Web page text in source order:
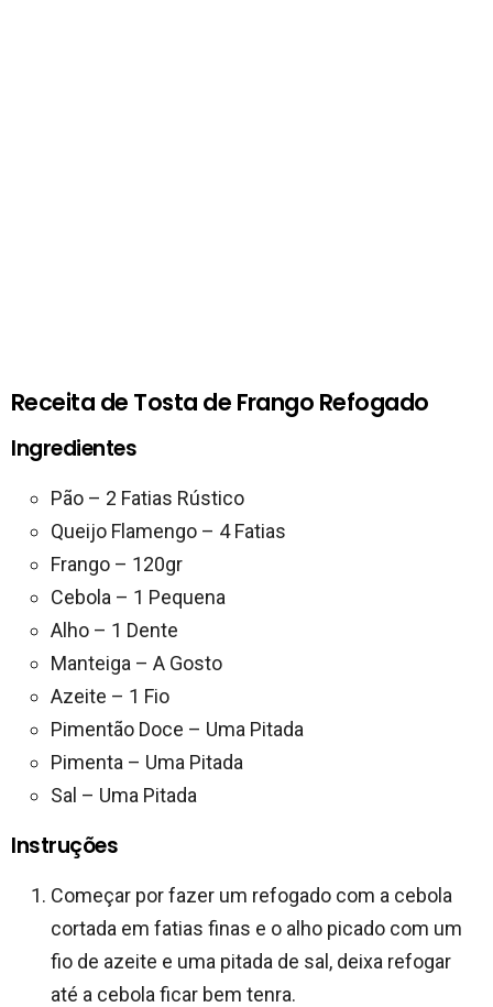
Receita de Tosta de Frango Refogado
Ingredientes
Pão – 2 Fatias Rústico
Queijo Flamengo – 4 Fatias
Frango – 120gr
Cebola – 1 Pequena
Alho – 1 Dente
Manteiga – A Gosto
Azeite – 1 Fio
Pimentão Doce – Uma Pitada
Pimenta – Uma Pitada
Sal – Uma Pitada
Instruções
Começar por fazer um refogado com a cebola
cortada em fatias finas e o alho picado com um
fio de azeite e uma pitada de sal, deixa refogar
até a cebola ficar bem tenra.